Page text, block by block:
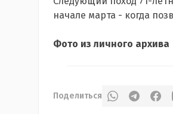
начале марта - когда
Фото из личного архива
Поделиться